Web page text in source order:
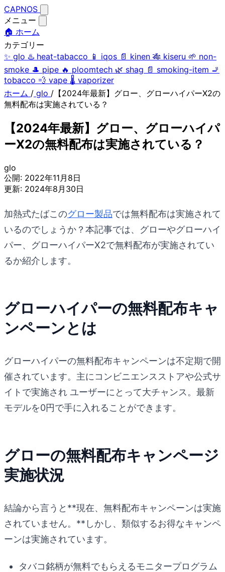
CAPNOS
メニュー
🏠 ホーム
カテゴリー
✨ glo ♨️ heat-tabacco 📱 iqos 📄 kinen 🎋 kiseru 🌱 non-
smoke 🎩 pipe 🔥 ploomtech 🌿 shag 📄 smoking-item 🚬
tobacco 💨 vape 🌡️ vaporizer
ホーム / glo / 【2024年最新】グロー、グローハイパーX2の
無料配布は実施されている？
【2024年最新】グロー、グローハイパ
ーX2の無料配布は実施されている？
glo
公開: 2022年11月8日
更新: 2024年8月30日
加熱式たばこのグロー製品では無料配布は実施されて
いるのでしょうか？本記事では、グローやグローハイ
パー、グローハイパーX2で無料配布が実施されてい
るか紹介します。
グローハイパーの無料配布キャ
ンペーンとは
グローハイパーの無料配布キャンペーンは不定期で開
催されています。主にコンビニエンスストアや公式サ
イトで実施され ユーザーにとって大チャンス。最新
モデルを0円で手に入れることができます。
グローの無料配布キャンページ
実施状況
結論から言うと**現在、無料配布キャンペーンは実施
されていません。**しかし、類似するお得なキャンペ
ーンは実施されています。
タバコ銘柄が無料でもらえるモニタープログラム